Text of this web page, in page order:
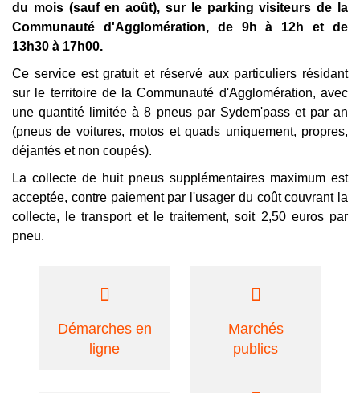
du mois (sauf en août), sur le parking visiteurs de la
Communauté d'Agglomération, de 9h à 12h et de
13h30 à 17h00.
Ce service est gratuit et réservé aux particuliers résidant
sur le territoire de la Communauté d'Agglomération, avec
une quantité limitée à 8 pneus par Sydem'pass et par an
(pneus de voitures, motos et quads uniquement, propres,
déjantés et non coupés).
La collecte de huit pneus supplémentaires maximum est
acceptée, contre paiement par l'usager du coût couvrant la
collecte, le transport et le traitement, soit 2,50 euros par
pneu.
Démarches en
ligne
Marchés
publics